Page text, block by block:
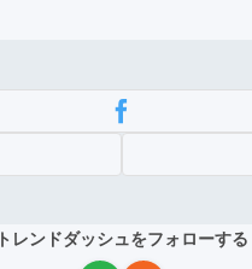
トレンドダッシュをフォローする